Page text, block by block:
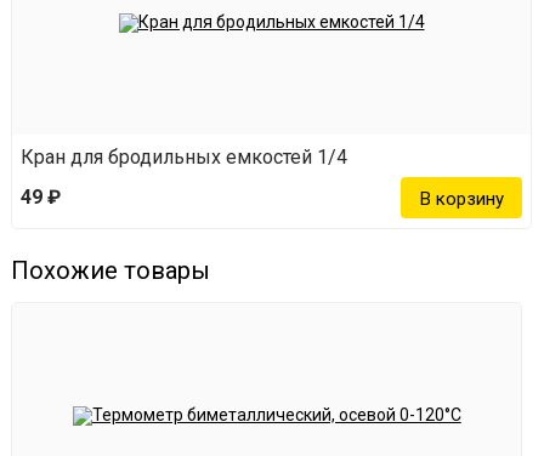
Кран для бродильных емкостей 1/4
49 ₽
Похожие товары